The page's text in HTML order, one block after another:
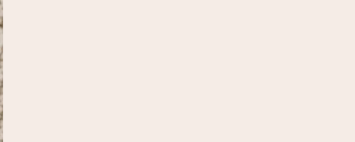
krångel, bara med all kärlek för